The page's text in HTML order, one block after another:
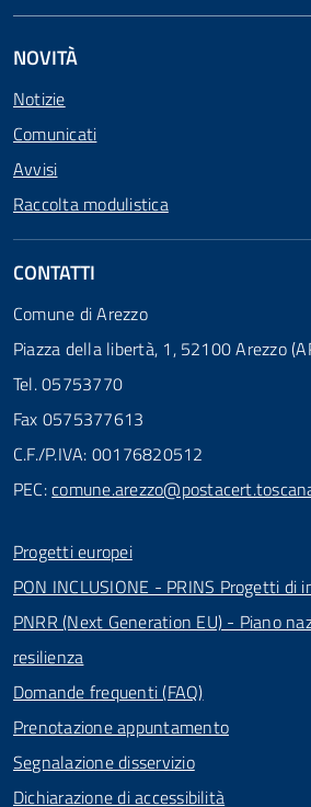
NOVITÀ
Notizie
Comunicati
Avvisi
Raccolta modulistica
CONTATTI
Comune di Arezzo
Piazza della libertà, 1, 52100 Arezzo
Tel. 05753770
Fax 0575377613
C.F./P.IVA: 00176820512
PEC:
Progetti europei
PON INCLUSIONE - PRINS Progetti di
PNRR (Next Generation EU) - Piano
resilienza
Domande frequenti (FAQ)
Prenotazione appuntamento
Segnalazione disservizio
Dichiarazione di accessibilità